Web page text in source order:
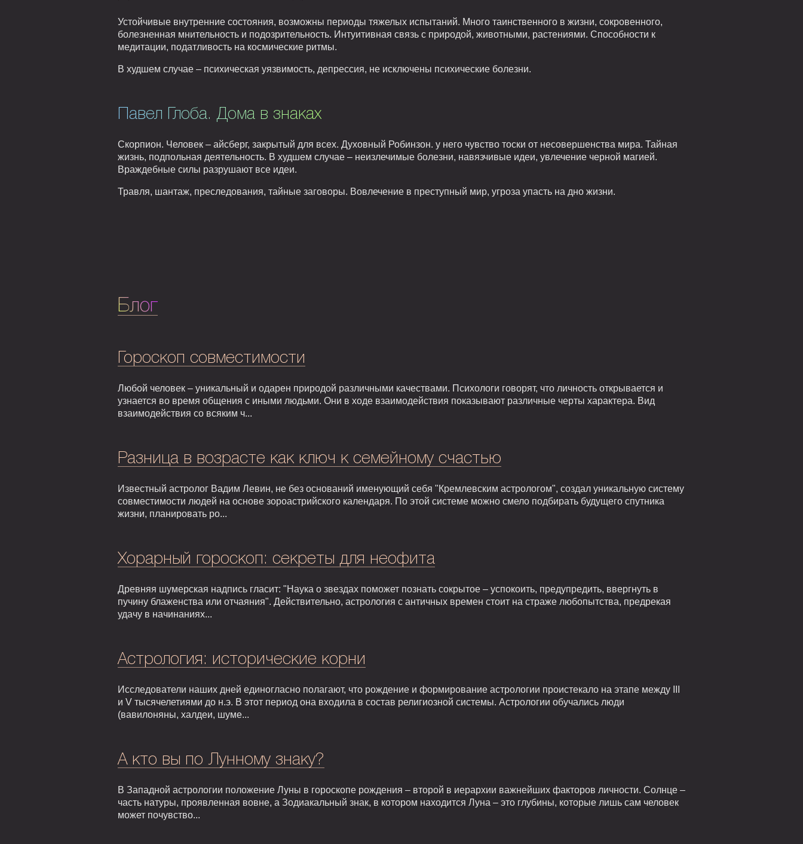
Устойчивые внутренние состояния, возможны периоды тяжелых испытаний. Много таинственного в жизни, сокровенного,
болезненная мнительность и подозрительность. Интуитивная связь с природой, животными, растениями. Способности к
медитации, податливость на космические ритмы.
В худшем случае – психическая уязвимость, депрессия, не исключены психические болезни.
Павел Глоба. Дома в знаках
Скорпион. Человек – айсберг, закрытый для всех. Духовный Робинзон. у него чувство тоски от несовершенства мира. Тайная
жизнь, подпольная деятельность. В худшем случае – неизлечимые болезни, навязчивые идеи, увлечение черной магией.
Враждебные силы разрушают все идеи.
Травля, шантаж, преследования, тайные заговоры. Вовлечение в преступный мир, угроза упасть на дно жизни.
Блог
Гороскоп совместимости
Любой человек – уникальный и одарен природой различными качествами. Психологи говорят, что личность открывается и
узнается во время общения с иными людьми. Они в ходе взаимодействия показывают различные черты характера. Вид
взаимодействия со всяким ч...
Разница в возрасте как ключ к семейному счастью
Известный астролог Вадим Левин, не без оснований именующий себя "Кремлевским астрологом", создал уникальную систему
совместимости людей на основе зороастрийского календаря. По этой системе можно смело подбирать будущего спутника
жизни, планировать ро...
Хорарный гороскоп: секреты для неофита
Древняя шумерская надпись гласит: "Наука о звездах поможет познать сокрытое – успокоить, предупредить, ввергнуть в
пучину блаженства или отчаяния". Действительно, астрология с античных времен стоит на страже любопытства, предрекая
удачу в начинаниях...
Астрология: исторические корни
Исследователи наших дней единогласно полагают, что рождение и формирование астрологии проистекало на этапе между III
и V тысячелетиями до н.э. В этот период она входила в состав религиозной системы. Астрологии обучались люди
(вавилоняны, халдеи, шуме...
А кто вы по Лунному знаку?
В Западной астрологии положение Луны в гороскопе рождения – второй в иерархии важнейших факторов личности. Солнце –
часть натуры, проявленная вовне, а Зодиакальный знак, в котором находится Луна – это глубины, которые лишь сам человек
может почувство...